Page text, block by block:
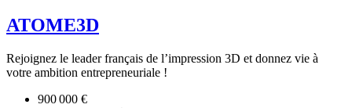
ATOME3D
Rejoignez le leader français de l’impression 3D et donnez vie à
votre ambition entrepreneuriale !
900 000 €